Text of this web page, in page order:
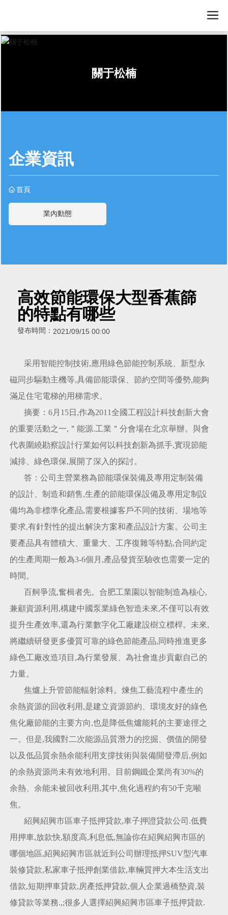
關于松楠
企業資訊
首頁
業內動態
高效節能環保大型香蕉篩
的特點有哪些
發布時間： 2021/09/15 00:00
采用智能控制技術,應用綠色節能控制系統、新型永
磁同步驅動主機等,具備節能環保、節約空間等優勢,能夠
滿足住宅電梯的用梯需求。
摘要：6月15日,作為2011全國工程設計科技創新大會
的重要活動之一,＂能源.工業＂分會場在北京舉辦。與會
代表圍繞勘察設計行業如何以科技創新為抓手,實現節能
減排、綠色環保,展開了深入的探討。
答：公司主營業務為節能環保裝備及專用定制裝備
的設計、制造和銷售,生產的節能環保設備及專用定制設
備均為非標準化產品,需要根據客戶不同的技術、場地等
要求,有針對性的提出解決方案和產品設計方案。公司主
要產品具有體積大、重量大、工序復雜等特點,合同約定
的生產周期一般為3-6個月,產品發貨至驗收也需要一定的
時間。
百舸爭流,奮楫者先。合肥工業園以智能制造為核心,
兼顧資源利用,構建中國泵業綠色智造未來,不僅可以有效
提升生產效率,還為行業數字化工廠建設樹立標桿。未來,
將繼續研發更多優質可靠的綠色節能產品,同時推進更多
綠色工廠改造項目,為行業發展、為社會進步貢獻自己的
力量。
焦爐上升管節能輻射涂料。煉焦工藝流程中產生的
余熱資源的回收利用,是建立資源節約、環境友好的綠色
焦化廠節能的主要方向,也是降低焦爐能耗的主要途徑之
一。但是,我國對二次能源品質潛力的挖掘、價值的開發
以及低品質余熱余能利用支撐技術與裝備開發滯后,例如
的余熱資源尚未有效地利用。目前鋼鐵企業尚有30%的
余熱、余能未被回收利用,其中,焦化過程約有50千克噸
焦。
紹興紹興市區車子抵押貸款,車子押證貸款公司.低費
用押車,放款快,額度高,利息低,無論你在紹興紹興市區的
哪個地區,紹興紹興市區就近到公司辦理抵押SUV型汽車
裝修貸款,私家車子抵押創業借款,車輛質押大本生活支出
借款,短期押車貸款,房產抵押貸款,個人企業過橋墊資,裝
修貸款等業務.,;很多人選擇紹興紹興市區車子抵押貸款.